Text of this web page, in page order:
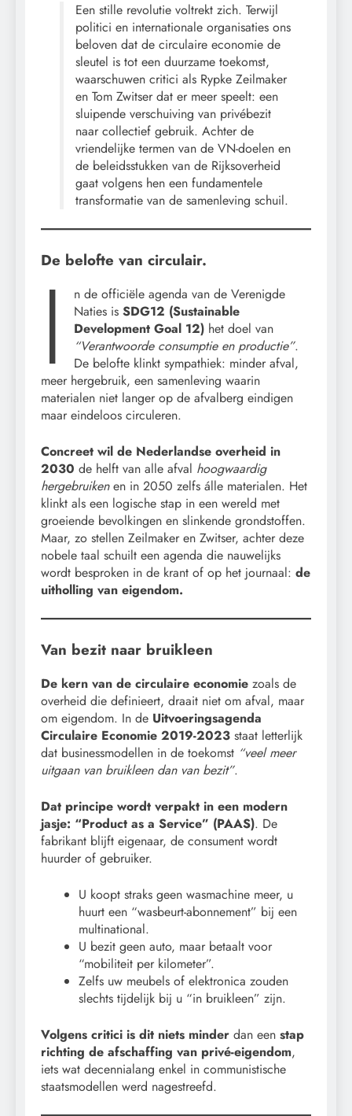
Een stille revolutie voltrekt zich. Terwijl
politici en internationale organisaties ons
beloven dat de circulaire economie de
sleutel is tot een duurzame toekomst,
waarschuwen critici als Rypke Zeilmaker
en Tom Zwitser dat er meer speelt: een
sluipende verschuiving van privébezit
naar collectief gebruik. Achter de
vriendelijke termen van de VN-doelen en
de beleidsstukken van de Rijksoverheid
gaat volgens hen een fundamentele
transformatie van de samenleving schuil.
De belofte van circulair.
I
n de officiële agenda van de Verenigde
Naties isSDG12 (Sustainable
Development Goal 12) het doel van
“Verantwoorde consumptie en productie”.
De belofte klinkt sympathiek: minder afval,
meer hergebruik, een samenleving waarin
materialen niet langer op de afvalberg eindigen
maar eindeloos circuleren.
Concreet wil de Nederlandse overheid in
2030 de helft van alle afval hoogwaardig
hergebruikenen in 2050 zelfs álle materialen. Het
klinkt als een logische stap in een wereld met
groeiende bevolkingen en slinkende grondstoffen.
Maar, zo stellen Zeilmaker en Zwitser, achter deze
nobele taal schuilt een agenda die nauwelijks
wordt besproken in de krant of op het journaal: de
uitholling van eigendom.
Van bezit naar bruikleen
De kern van de circulaire economie zoals de
overheid die definieert, draait niet om afval, maar
om eigendom. In de Uitvoeringsagenda
Circulaire Economie 2019-2023 staat letterlijk
dat businessmodellen in de toekomst “veel meer
uitgaan van bruikleen dan van bezit”.
Dat principe wordt verpakt in een modern
jasje: “Product as a Service” (PAAS). De
fabrikant blijft eigenaar, de consument wordt
huurder of gebruiker.
U koopt straks geen wasmachine meer, u
huurt een “wasbeurt-abonnement” bij een
multinational.
U bezit geen auto, maar betaalt voor
“mobiliteit per kilometer”.
Zelfs uw meubels of elektronica zouden
slechts tijdelijk bij u “in bruikleen” zijn.
Volgens critici is dit niets minder dan een stap
richting de afschaffing van privé-eigendom,
iets wat decennialang enkel in communistische
staatsmodellen werd nagestreefd.